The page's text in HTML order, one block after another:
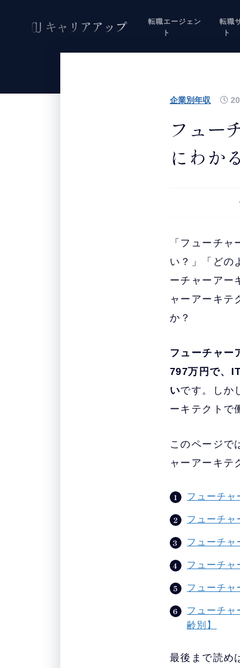
転職エージェン
ト
転職
ト
企業別年収
フュー
にわか
「フューチ
い？」「どの
ーチャーアー
ャーアーキテ
か？
フューチャー
797万円で、
いです。しか
ーキテクトで
このページで
ャーアーキテ
フューチャ
フューチャ
フューチャ
フューチャ
フューチャ
フューチャ
齢別】
最後まで読め